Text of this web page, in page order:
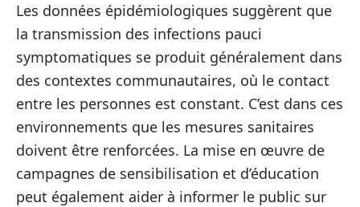
Les données épidémiologiques suggèrent que
la transmission des infections pauci
symptomatiques se produit généralement dans
des contextes communautaires, où le contact
entre les personnes est constant. C’est dans ces
environnements que les mesures sanitaires
doivent être renforcées. La mise en œuvre de
campagnes de sensibilisation et d’éducation
peut également aider à informer le public sur